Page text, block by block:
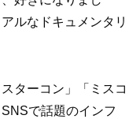
ルなドキュメンタリ
ターコン」「ミスコ
で話題のインフ